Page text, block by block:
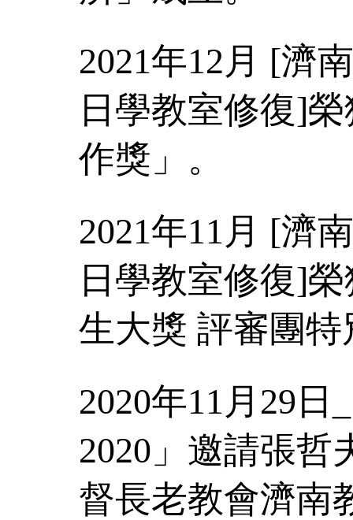
2021年12月 [濟
日學教室修復]
作獎」。
2021年11月 [濟
日學教室修復]
生大獎 評審團
2020年11月29日
2020」邀請張哲
督長老教會濟南